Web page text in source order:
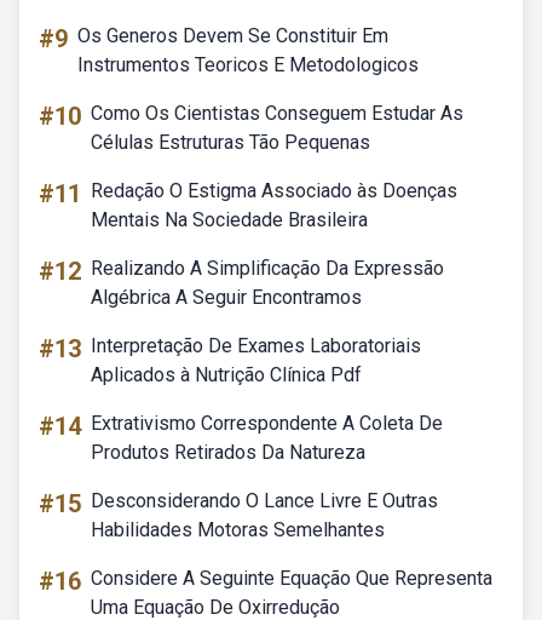
#9 Os Generos Devem Se Constituir Em
Instrumentos Teoricos E Metodologicos
#10 Como Os Cientistas Conseguem Estudar As
Células Estruturas Tão Pequenas
#11
Redação O Estigma Associado às Doenças
Mentais Na Sociedade Brasileira
#12 Realizando A Simplificação Da Expressão
Algébrica A Seguir Encontramos
#13 Interpretação De Exames Laboratoriais
Aplicados à Nutrição Clínica Pdf
#14 Extrativismo Correspondente A Coleta De
Produtos Retirados Da Natureza
#15 Desconsiderando O Lance Livre E Outras
Habilidades Motoras Semelhantes
#16 Considere A Seguinte Equação Que Representa
Uma Equação De Oxirredução